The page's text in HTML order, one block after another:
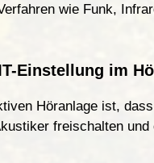
wie Funk,
Einstellung im
Höranlage ist,
freischalten und